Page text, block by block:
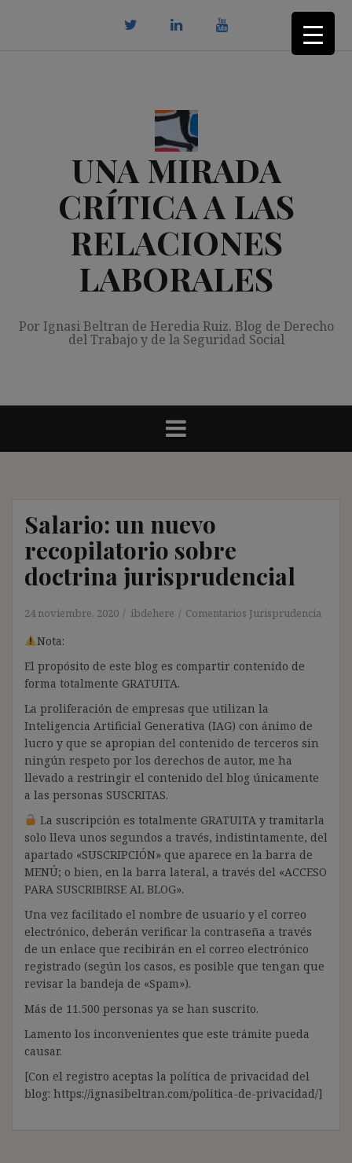
UNA MIRADA
CRÍTICA A LAS
RELACIONES
LABORALES
Por Ignasi Beltran de Heredia Ruiz. Blog de Derecho
del Trabajo y de la Seguridad Social
Salario: un nuevo
recopilatorio sobre
doctrina jurisprudencial
24 noviembre, 2020 ibdehere Comentarios Jurisprudencia
Nota:
El propósito de este blog es compartir contenido de
forma totalmente GRATUITA.
La proliferación de empresas que utilizan la
Inteligencia Artificial Generativa (IAG) con ánimo de
lucro y que se apropian del contenido de terceros sin
ningún respeto por los derechos de autor, me ha
llevado a restringir el contenido del blog únicamente
a las personas SUSCRITAS.
La suscripción es totalmente GRATUITA y tramitarla
solo lleva unos segundos a través, indistintamente, del
apartado «SUSCRIPCIÓN» que aparece en la barra de
MENÚ; o bien, en la barra lateral, a través del «ACCESO
PARA SUSCRIBIRSE AL BLOG».
Una vez facilitado el nombre de usuario y el correo
electrónico, deberán verificar la contraseña a través
de un enlace que recibirán en el correo electrónico
registrado (según los casos, es posible que tengan que
revisar la bandeja de «Spam»).
Más de 11.500 personas ya se han suscrito.
Lamento los inconvenientes que este trámite pueda
causar.
[Con el registro aceptas la política de privacidad del
blog: https://ignasibeltran.com/politica-de-privacidad/]